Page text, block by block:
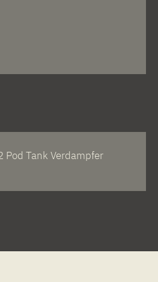
Pod Tank Verdampfer